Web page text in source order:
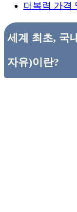
더복력 가격
세계 최초, 국
자유)이란?